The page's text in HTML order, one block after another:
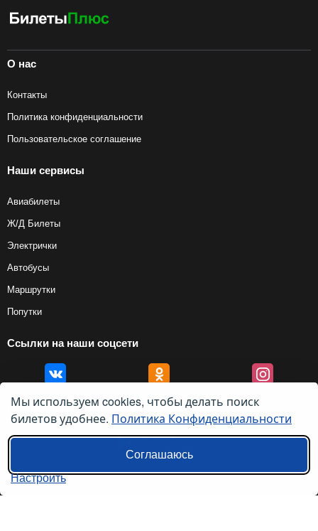
О нас
Контакты
Политика конфиденциальности
Пользовательское соглашение
Наши сервисы
Авиабилеты
Ж/Д Билеты
Электрички
Автобусы
Маршрутки
Попутки
Ссылки на наши соцсети
Ссылки на наши приложения
Мы используем cookies, чтобы делать поиск
билетов удобнее. Политика Конфиденциальности
Соглашаюсь
Настроить